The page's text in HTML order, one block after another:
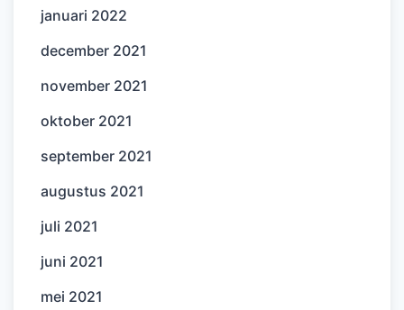
januari 2022
december 2021
november 2021
oktober 2021
september 2021
augustus 2021
juli 2021
juni 2021
mei 2021